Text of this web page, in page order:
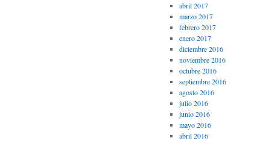
abril 2017
marzo 2017
febrero 2017
enero 2017
diciembre 2016
noviembre 2016
octubre 2016
septiembre 2016
agosto 2016
julio 2016
junio 2016
mayo 2016
abril 2016